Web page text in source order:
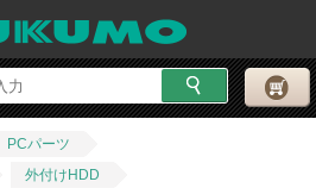
PCパーツ
外付けHDD